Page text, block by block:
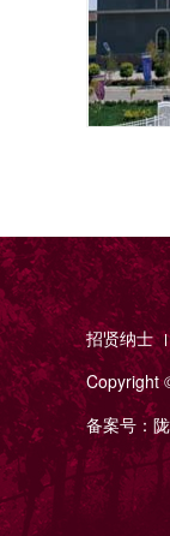
招贤纳士
Copyright
备案号：